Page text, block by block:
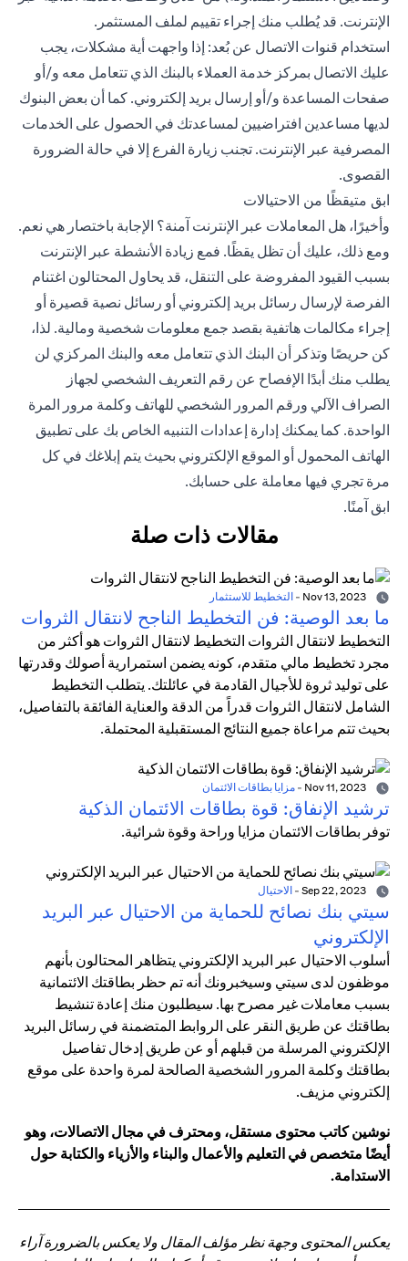
الإنترنت. قد يُطلب منك إجراء تقييم لملف المستثمر.
استخدام قنوات الاتصال عن بُعد: إذا واجهت أية مشكلات، يجب
عليك الاتصال بمركز خدمة العملاء بالبنك الذي تتعامل معه و/أو
صفحات المساعدة و/أو إرسال بريد إلكتروني. كما أن بعض البنوك
لديها مساعدين افتراضيين لمساعدتك في الحصول على الخدمات
المصرفية عبر الإنترنت. تجنب زيارة الفرع إلا في حالة الضرورة
القصوى.
ابق متيقظًا من الاحتيالات
وأخيرًا، هل المعاملات عبر الإنترنت آمنة؟ الإجابة باختصار هي نعم.
ومع ذلك، عليك أن تظل يقظًا. فمع زيادة الأنشطة عبر الإنترنت
بسبب القيود المفروضة على التنقل، قد يحاول المحتالون اغتنام
الفرصة لإرسال رسائل بريد إلكتروني أو رسائل نصية قصيرة أو
إجراء مكالمات هاتفية بقصد جمع معلومات شخصية ومالية. لذا،
كن حريصًا وتذكر أن البنك الذي تتعامل معه والبنك المركزي لن
يطلب منك أبدًا الإفصاح عن رقم التعريف الشخصي لجهاز
الصراف الآلي ورقم المرور الشخصي للهاتف وكلمة مرور المرة
الواحدة. كما يمكنك إدارة إعدادات التنبيه الخاص بك على تطبيق
الهاتف المحمول أو الموقع الإلكتروني بحيث يتم إبلاغك في كل
مرة تجري فيها معاملة على حسابك.
ابق آمنًا.
مقالات ذات صلة
- التخطيط للاستثمار
ما بعد الوصية: فن التخطيط الناجح لانتقال الثروات
التخطيط لانتقال الثروات التخطيط لانتقال الثروات هو أكثر من
مجرد تخطيط مالي متقدم، كونه يضمن استمرارية أصولك وقدرتها
على توليد ثروة للأجيال القادمة في عائلتك. يتطلب التخطيط
الشامل لانتقال الثروات قدراً من الدقة والعناية الفائقة بالتفاصيل،
بحيث تتم مراعاة جميع النتائج المستقبلية المحتملة.
- مزايا بطاقات الائتمان
ترشيد الإنفاق: قوة بطاقات الائتمان الذكية
توفر بطاقات الائتمان مزايا وراحة وقوة شرائية.
- الاحتيال
سيتي بنك نصائح للحماية من الاحتيال عبر البريد
الإلكتروني
أسلوب الاحتيال عبر البريد الإلكتروني يتظاهر المحتالون بأنهم
موظفون لدى سيتي وسيخبرونك أنه تم حظر بطاقتك الائتمانية
بسبب معاملات غير مصرح بها. سيطلبون منك إعادة تنشيط
بطاقتك عن طريق النقر على الروابط المتضمنة في رسائل البريد
الإلكتروني المرسلة من قبلهم أو عن طريق إدخال تفاصيل
بطاقتك وكلمة المرور الشخصية الصالحة لمرة واحدة على موقع
إلكتروني مزيف.
نوشين كاتب محتوى مستقل، ومحترف في مجال الاتصالات، وهو
أيضًا متخصص في التعليم والأعمال والبناء والأزياء والكتابة حول
الاستدامة.
يعكس المحتوى وجهة نظر مؤلف المقال ولا يعكس بالضرورة آراء